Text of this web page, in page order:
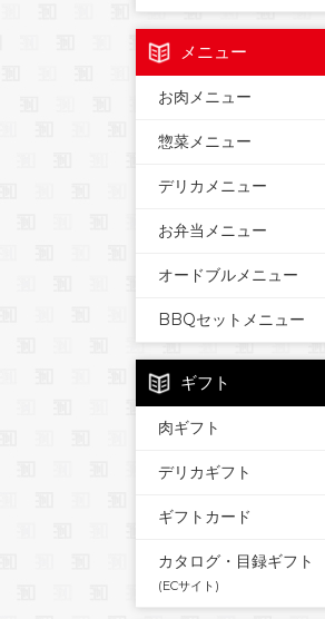
メニュー
お肉メニュー
惣菜メニュー
デリカメニュー
お弁当メニュー
オードブルメニュー
BBQセットメニュー
ギフト
肉ギフト
デリカギフト
ギフトカード
カタログ・目録ギフト
(ECサイト)